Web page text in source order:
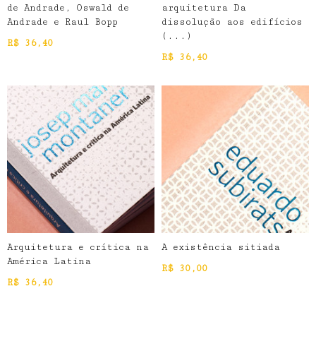
de Andrade, Oswald de
Andrade e Raul Bopp
R$ 36,40
arquitetura Da
dissolução aos edifícios
(...)
R$ 36,40
Arquitetura e crítica na
América Latina
R$ 36,40
A existência sitiada
R$ 30,00